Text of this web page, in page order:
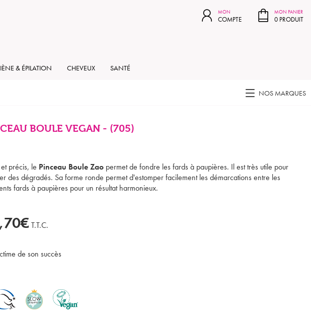
MON
COMPTE
MON PANIER
0 PRODUIT
& ÉPILATION CHEVEUX SANTÉ
NOS MARQUES
BOULE VEGAN - (705)
précis, le Pinceau Boule Zao permet de fondre les fards à paupières. Il est très utile pour
des dégradés. Sa forme ronde permet d'estomper facilement les démarcations entre les
fards à paupières pour un résultat harmonieux.
T.T.C.
de son succès
MON PANIER